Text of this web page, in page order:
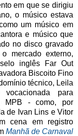
em que se dirigiu
o músico estava
um músico em
e músico que
no disco gravado
mercado externo,
inglês Far Out
Biscoito Fino
técnico, Leila
para
MPB - como, por
de Ivan Lins e Vitor
cena em registro
Manhã de Carnaval